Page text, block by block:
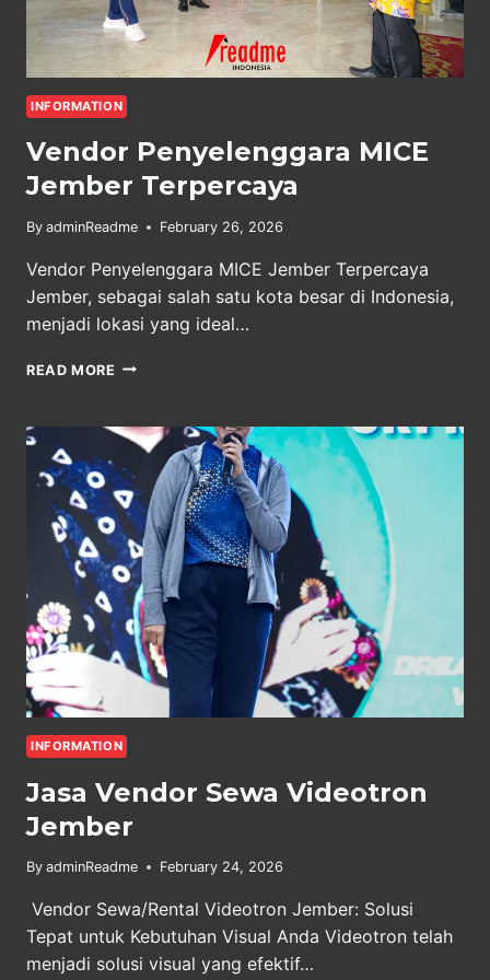
INFORMATION
Vendor Penyelenggara MICE
Jember Terpercaya
By adminReadme February 26, 2026
Vendor Penyelenggara MICE Jember Terpercaya
Jember, sebagai salah satu kota besar di Indonesia,
menjadi lokasi yang ideal…
READ MORE VENDOR
JEMBER
TERPERCAYA
INFORMATION
Jasa Vendor Sewa Videotron
Jember
By adminReadme February 24, 2026
Vendor Sewa/Rental Videotron Jember: Solusi
Tepat untuk Kebutuhan Visual Anda Videotron telah
menjadi solusi visual yang efektif…